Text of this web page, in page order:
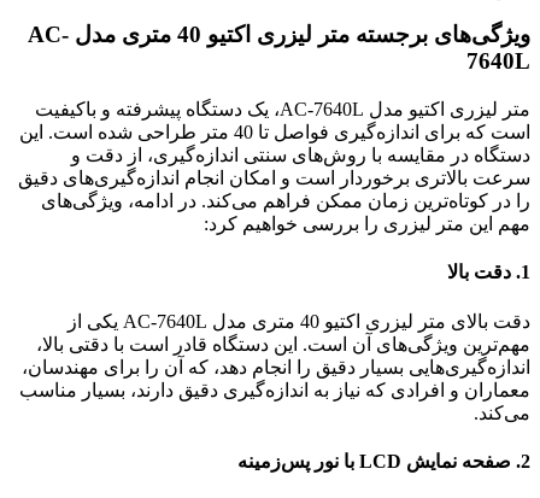
ویژگی‌های برجسته متر لیزری اکتیو 40 متری مدل AC-
7640L
متر لیزری اکتیو مدل AC-7640L، یک دستگاه پیشرفته و باکیفیت
است که برای اندازه‌گیری فواصل تا 40 متر طراحی شده است. این
دستگاه در مقایسه با روش‌های سنتی اندازه‌گیری، از دقت و
سرعت بالاتری برخوردار است و امکان انجام اندازه‌گیری‌های دقیق
را در کوتاه‌ترین زمان ممکن فراهم می‌کند. در ادامه، ویژگی‌های
مهم این متر لیزری را بررسی خواهیم کرد:
1. دقت بالا
دقت بالای متر لیزری اکتیو 40 متری مدل AC-7640L یکی از
مهم‌ترین ویژگی‌های آن است. این دستگاه قادر است با دقتی بالا،
اندازه‌گیری‌هایی بسیار دقیق را انجام دهد، که آن را برای مهندسان،
معماران و افرادی که نیاز به اندازه‌گیری دقیق دارند، بسیار مناسب
می‌کند.
2. صفحه نمایش LCD با نور پس‌زمینه